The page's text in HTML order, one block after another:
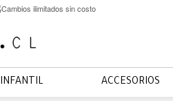
Cambios ilimitados sin costo
INFANTIL ACCESORIOS